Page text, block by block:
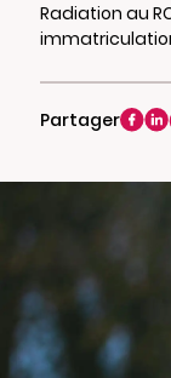
Radiation au
immatriculation
Partager